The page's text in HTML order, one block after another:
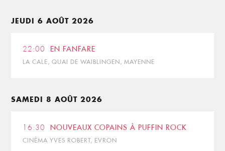
JEUDI 6 AOÛT 2026
22:00 EN FANFARE
LA CALE, QUAI DE WAIBLINGEN, MAYENNE
SAMEDI 8 AOÛT 2026
16:30 NOUVEAUX COPAINS À PUFFIN ROCK
CINÉMA YVES ROBERT, EVRON